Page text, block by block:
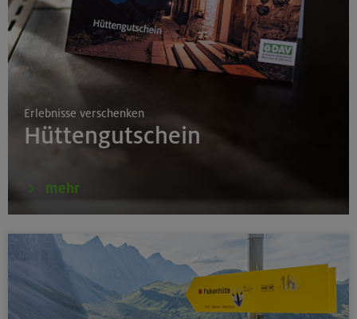
17.08.26
Klettertreff indoor
München
17.-19.08.26
m
Zillertaler Alpen
16.08.26
Erlebnisse verschenken
Hüttengutschein
mehr